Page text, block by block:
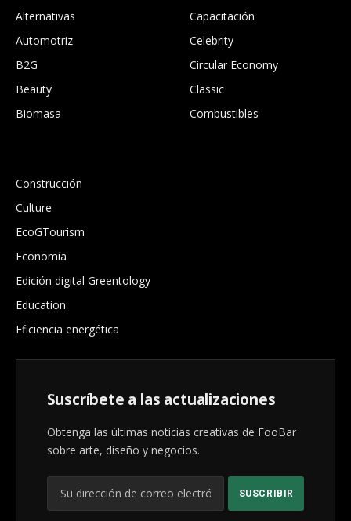
Alternativas
Automotriz
B2G
Beauty
Biomasa
Capacitación
Celebrity
Circular Economy
Classic
Combustibles
Construcción
Culture
EcoGTourism
Economía
Edición digital Greentology
Education
Eficiencia energética
Suscríbete a las actualizaciones
Obtenga las últimas noticias creativas de FooBar
sobre arte, diseño y negocios.